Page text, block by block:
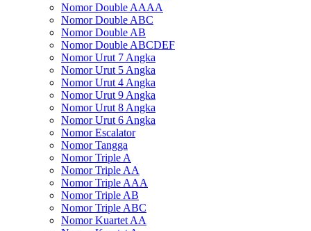
Nomor Double AAAA
Nomor Double ABC
Nomor Double AB
Nomor Double ABCDEF
Nomor Urut 7 Angka
Nomor Urut 5 Angka
Nomor Urut 4 Angka
Nomor Urut 9 Angka
Nomor Urut 8 Angka
Nomor Urut 6 Angka
Nomor Escalator
Nomor Tangga
Nomor Triple A
Nomor Triple AA
Nomor Triple AAA
Nomor Triple AB
Nomor Triple ABC
Nomor Kuartet AA